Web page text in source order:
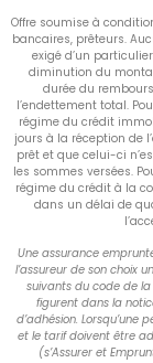
Offre soumise à
bancaires, prêteurs.
exigé d’un
diminution du
durée du
l’endettement total.
régime du crédit
jours à la réception de
prêt et que celui-ci
les sommes versées.
régime du crédit à la
dans un délai de
Une assurance
l’assureur de son choix
suivants du code de
figurent dans la
d’adhésion.
et le tarif doivent être
(s’Assurer et